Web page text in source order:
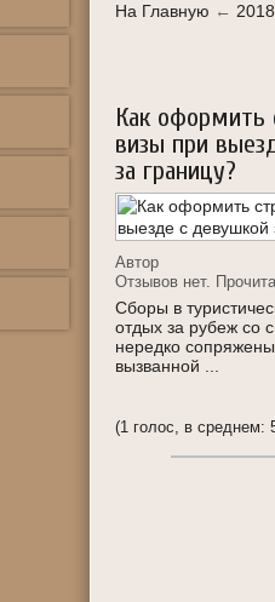
На Главную ← 2018
Как оформить
визы при
за границу?
Автор
Отзывов нет.
Сборы в
отдых за рубеж со
нередко сопряжены
вызванной ...
(1 голос, в среднем: